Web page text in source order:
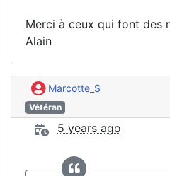
Merci à ceux qui font des
Alain
Marcotte_S
Vétéran
5 years ago